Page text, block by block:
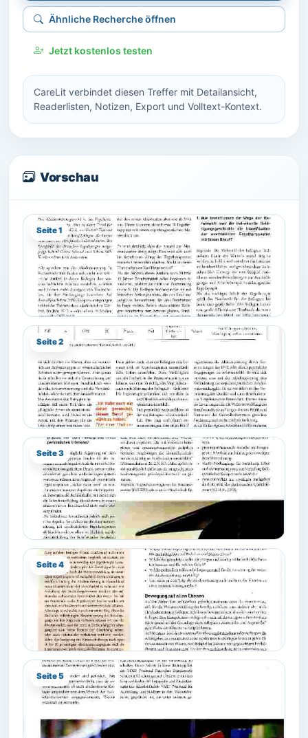
Ähnliche Recherche öffnen
Jetzt kostenlos testen
CareLit verbindet diesen Treffer mit Detailansicht,
Readerlisten, Notizen, Export und Volltext-Kontext.
Vorschau
Seite 1
Seite 2
Seite 3
Seite 4
Seite 5